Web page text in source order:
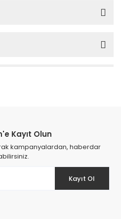
Kayıt Olun
kampanyalardan, haberdar
Kayıt Ol